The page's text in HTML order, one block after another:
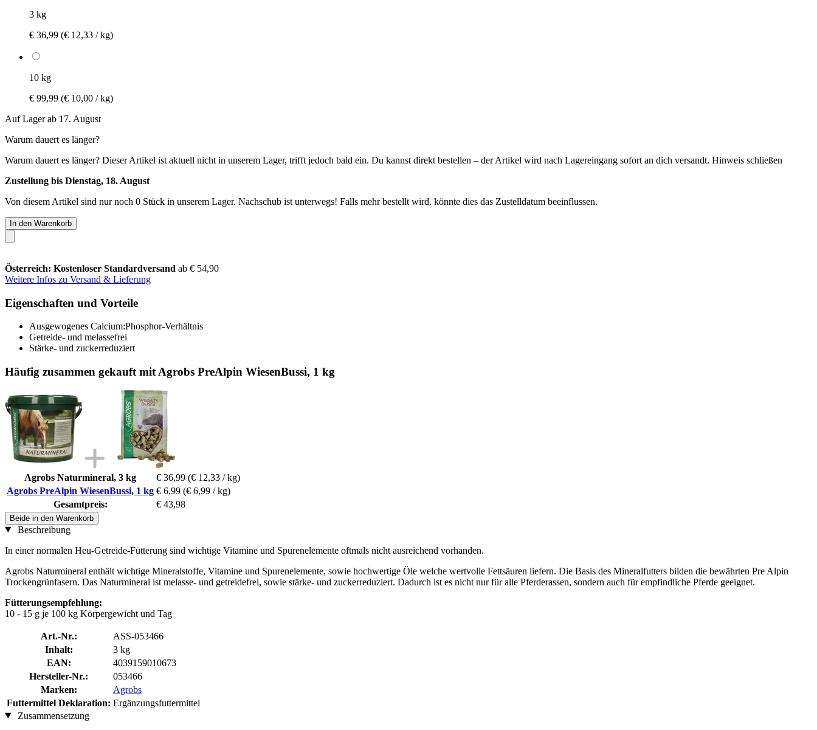
3 kg
€ 36,99 (€ 12,33 / kg)
10 kg
€ 99,99 (€ 10,00 / kg)
Auf Lager ab 17. August
Warum dauert es länger?
Warum dauert es länger? Dieser Artikel ist aktuell nicht in unserem Lager, trifft jedoch bald ein. Du kannst direkt bestellen – der Artikel wird nach Lagereingang sofort an dich versandt. Hinweis schließen
Zustellung bis Dienstag, 18. August
Von diesem Artikel sind nur noch 0 Stück in unserem Lager. Nachschub ist unterwegs! Falls mehr bestellt wird, könnte dies das Zustelldatum beeinflussen.
In den Warenkorb
Österreich: Kostenloser Standardversand ab € 54,90
Weitere Infos zu Versand & Lieferung
Eigenschaften und Vorteile
Ausgewogenes Calcium:Phosphor-Verhältnis
Getreide- und melassefrei
Stärke- und zuckerreduziert
Häufig zusammen gekauft mit Agrobs PreAlpin WiesenBussi, 1 kg
Agrobs Naturmineral, 3 kg € 36,99 (€ 12,33 / kg)
Agrobs PreAlpin WiesenBussi, 1 kg € 6,99 (€ 6,99 / kg)
Gesamtpreis:
€ 43,98
Beide in den Warenkorb
Beschreibung
In einer normalen Heu-Getreide-Fütterung sind wichtige Vitamine und Spurenelemente oftmals nicht ausreichend vorhanden.
Agrobs Naturmineral enthält wichtige Mineralstoffe, Vitamine und Spurenelemente, sowie hochwertige Öle welche wertvolle Fettsäuren liefern. Die Basis des Mineralfutters bilden die bewährten Pre Alpin
Trockengrünfasern. Das Naturmineral ist melasse- und getreidefrei, sowie stärke- und zuckerreduziert. Dadurch ist es nicht nur für alle Pferderassen, sondern auch für empfindliche Pferde geeignet.
Fütterungsempfehlung:
10 - 15 g je 100 kg Körpergewicht und Tag
Art.-Nr.:
ASS-053466
Inhalt:
3 kg
EAN:
4039159010673
Hersteller-Nr.:
053466
Marken:
Agrobs
Futtermittel Deklaration: Ergänzungsfuttermittel
Zusammensetzung